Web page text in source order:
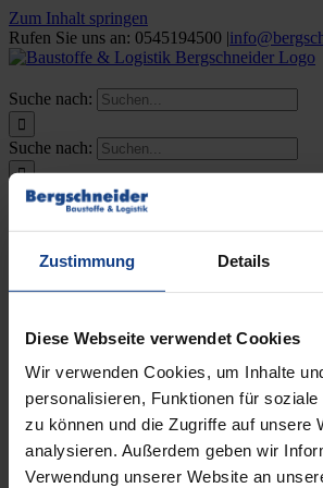
Zustimmung Details
Diese Webseite verwendet Cookies
Wir verwenden Cookies, um Inhalte
personalisieren, Funktionen für soziale
zu können und die Zugriffe auf unsere
analysieren. Außerdem geben wir
Verwendung unserer Website an
Zum Inhalt springen
Rufen Sie uns an: 0545194500 |
Suche nach:
Suche nach:
Startseite
Wir über uns
Ansprechpartner
Karriere
Leistungen
Transport
Umschlag
Entsorgung
Standorte
Kontakt
Suche nach: